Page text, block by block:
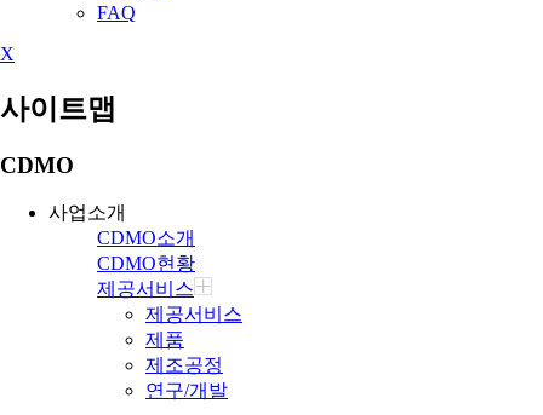
FAQ
X
사이트맵
CDMO
사업소개
CDMO소개
CDMO현황
제공서비스
제공서비스
제품
제조공정
연구/개발